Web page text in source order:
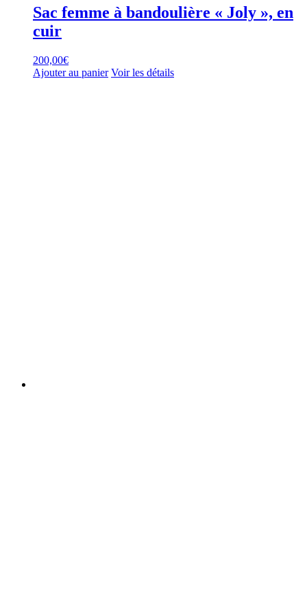
Sac femme à bandoulière « Joly », en
cuir
200,00€
Ajouter au panier Voir les détails